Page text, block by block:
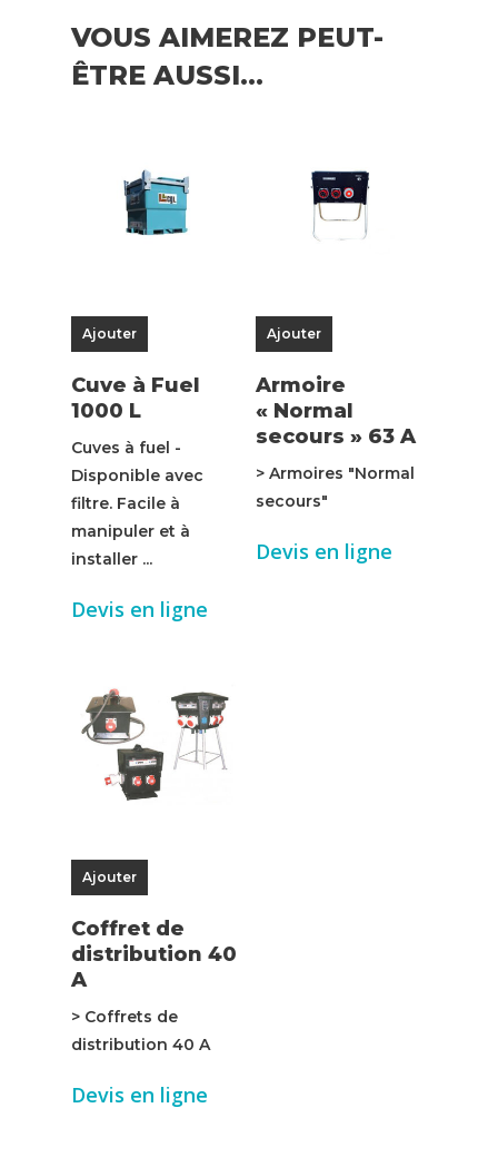
VOUS AIMEREZ PEUT-
ÊTRE AUSSI…
Ajouter
Cuve à Fuel
1000 L
Cuves à fuel -
Disponible avec
filtre. Facile à
manipuler et à
installer ...
Devis en ligne
Ajouter
Armoire
« Normal
secours » 63 A
> Armoires "Normal
secours"
Devis en ligne
Ajouter
Coffret de
distribution 40
A
> Coffrets de
distribution 40 A
Devis en ligne